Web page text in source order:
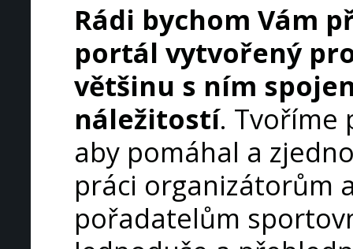
Rádi bychom Vám
portál vytvořený
většinu s ním
náležitostí. Tvoříme
aby pomáhal a
práci organizátorům
pořadatelům